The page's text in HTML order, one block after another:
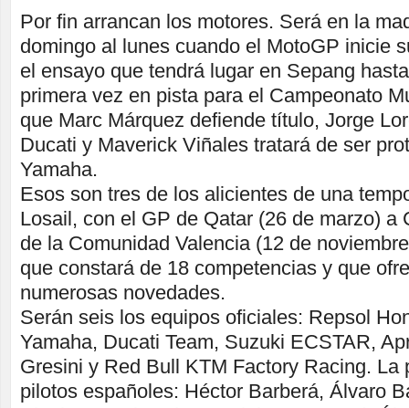
Por fin arrancan los motores. Será en la
domingo al lunes cuando el MotoGP inicie
el ensayo que tendrá lugar en Sepang
primera vez en pista para el Campeonato
que Marc Márquez defiende título, Jorge
Ducati y Maverick Viñales tratará de ser
Yamaha.
Esos son tres de los alicientes de una
Losail, con el GP de Qatar (26 de marzo) a
de la Comunidad Valencia (12 de
que constará de 18 competencias y que
numerosas novedades.
Serán seis los equipos oficiales: Repsol
Yamaha, Ducati Team, Suzuki ECSTAR,
Gresini y Red Bull KTM Factory Racing. La
pilotos españoles: Héctor Barberá, Álvaro